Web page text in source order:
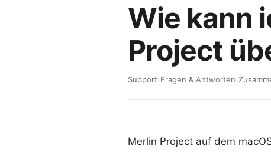
Wie kann
Project
Support›Fragen & Antworten›
Merlin Project auf dem